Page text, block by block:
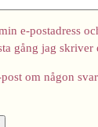
e-postadress
gång jag skriver
om någon